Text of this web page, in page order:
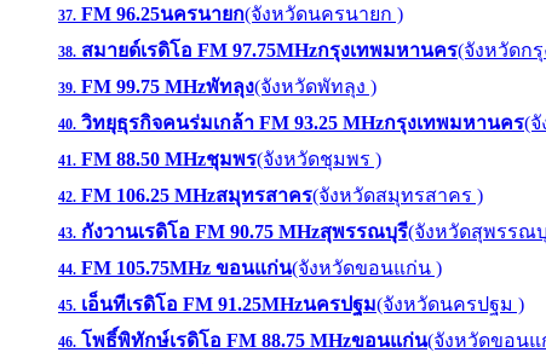
37. FM 96.25นครนายก(จังหวัดนครนายก )
38. สมายด์เรดิโอ FM 97.75MHzกรุงเทพมหานคร(จังหวัดก
39. FM 99.75 MHzพัทลุง(จังหวัดพัทลุง )
40. วิทยุธุรกิจคนร่มเกล้า FM 93.25 MHzกรุงเทพมหานคร(จั
41. FM 88.50 MHzชุมพร(จังหวัดชุมพร )
42. FM 106.25 MHzสมุทรสาคร(จังหวัดสมุทรสาคร )
43. กังวานเรดิโอ FM 90.75 MHzสุพรรณบุรี(จังหวัดสุพรรณ
44. FM 105.75MHz ขอนแก่น(จังหวัดขอนแก่น )
45. เอ็นทีเรดิโอ FM 91.25MHzนครปฐม(จังหวัดนครปฐม )
46. โพธิ์พิทักษ์เรดิโอ FM 88.75 MHzขอนแก่น(จังหวัดขอนแ